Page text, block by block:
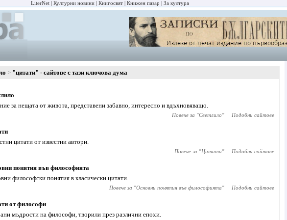
LiterNet Културни новини Книгосвят Книжен пазар За култура
"цитати" - сайтове с тази ключова дума
за нещата от живота, представени забавно, интересно и вдъхновяващо.
Повече за "Светлило" Подобни сайтове
цитати от известни автори.
Повече за "Цитати" Подобни сайтове
понятия във философията
философски понятия в класически цитати.
Повече за "Основни понятия във философията" Подобни сайтове
от философи
мъдрости на философи, творили през различни епохи.